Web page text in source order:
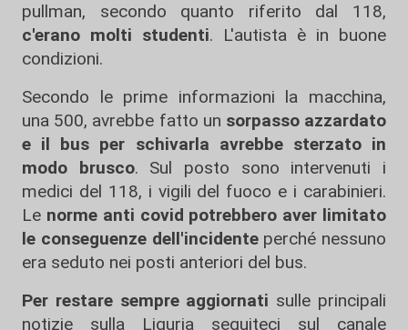
pullman, secondo quanto riferito dal 118,
c'erano molti studenti. L'autista è in buone
condizioni.
Secondo le prime informazioni la macchina,
una 500, avrebbe fatto un sorpasso azzardato
e il bus per schivarla avrebbe sterzato in
modo brusco. Sul posto sono intervenuti i
medici del 118, i vigili del fuoco e i carabinieri.
Le norme anti covid potrebbero aver limitato
le conseguenze dell'incidenteperché nessuno
era seduto nei posti anteriori del bus.
Per restare sempre aggiornati sulle principali
notizie sulla Liguria seguiteci sul canale